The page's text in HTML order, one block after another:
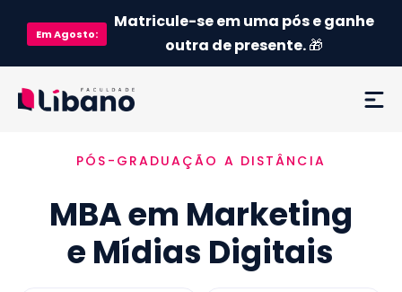
EmAgosto:
Matricule-se em uma pós e ganhe
outra de presente.🎁
Ementa
Como funciona
Credenciamento MEC
PÓS-GRADUAÇÃO A DISTÂNCIA
MBA em Marketing
e Mídias Digitais